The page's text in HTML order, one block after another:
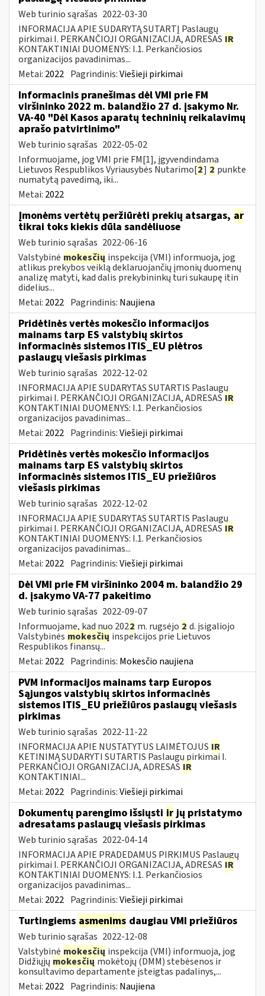
Web turinio sąrašas 2022-03-30
INFORMACIJA APIE SUDARYTĄ SUTARTĮ Paslaugų
pirkimai I. PERKANČIOJI ORGANIZACIJA, ADRESAS IR
KONTAKTINIAI DUOMENYS: I.1. Perkančiosios
organizacijos pavadinimas...
Metai: 2022 Pagrindinis:Viešieji pirkimai
Informacinis pranešimas dėl VMI prie FM
viršininko 2022 m. balandžio 27 d. įsakymo Nr.
VA-40 "Dėl Kasos aparatų techninių reikalavimų
aprašo patvirtinimo"
Web turinio sąrašas 2022-05-02
Informuojame, jog VMI prie FM[1], įgyvendindama
Lietuvos Respublikos Vyriausybės Nutarimo[2] 2 punkte
numatytą pavedimą, iki...
Metai: 2022
Įmonėms vertėtų peržiūrėti prekių atsargas, ar
tikrai toks kiekis dūla sandėliuose
Web turinio sąrašas 2022-06-16
Valstybinė mokesčių inspekcija (VMI) informuoja, jog
atlikus prekybos veiklą deklaruojančių įmonių duomenų
analizę matyti, kad dalis prekybininkų turi sukaupę itin
didelius...
Metai: 2022 Pagrindinis: Naujiena
Pridėtinės vertės mokesčio informacijos
mainams tarp ES valstybių skirtos
informacinės sistemos ITIS_EU plėtros
paslaugų viešasis pirkimas
Web turinio sąrašas 2022-12-02
INFORMACIJA APIE SUDARYTAS SUTARTIS Paslaugų
pirkimai I. PERKANČIOJI ORGANIZACIJA, ADRESAS IR
KONTAKTINIAI DUOMENYS: I.1. Perkančiosios
organizacijos pavadinimas...
Metai: 2022 Pagrindinis:Viešieji pirkimai
Pridėtinės vertės mokesčio informacijos
mainams tarp ES valstybių skirtos
informacinės sistemos ITIS_EU priežiūros
viešasis pirkimas
Web turinio sąrašas 2022-12-02
INFORMACIJA APIE SUDARYTAS SUTARTIS Paslaugų
pirkimai I. PERKANČIOJI ORGANIZACIJA, ADRESAS IR
KONTAKTINIAI DUOMENYS: I.1. Perkančiosios
organizacijos pavadinimas...
Metai: 2022 Pagrindinis:Viešieji pirkimai
Dėl VMI prie FM viršininko 2004 m. balandžio 29
d. įsakymo VA-77 pakeitimo
Web turinio sąrašas 2022-09-07
Informuojame, kad nuo 2022 m. rugsėjo 2 d. įsigaliojo
Valstybinės mokesčių inspekcijos prie Lietuvos
Respublikos finansų...
Metai: 2022 Pagrindinis: Mokesčio naujiena
PVM informacijos mainams tarp Europos
Sąjungos valstybių skirtos informacinės
sistemos ITIS_EU priežiūros paslaugų viešasis
pirkimas
Web turinio sąrašas 2022-11-22
INFORMACIJA APIE NUSTATYTUS LAIMĖTOJUS IR
KETINIMĄ SUDARYTI SUTARTIS Paslaugų pirkimai I.
PERKANČIOJI ORGANIZACIJA, ADRESAS IR
KONTAKTINIAI...
Metai: 2022 Pagrindinis:Viešieji pirkimai
Dokumentų parengimo išsiųsti irjų pristatymo
adresatams paslaugų viešasis pirkimas
Web turinio sąrašas 2022-04-14
INFORMACIJA APIE PRADEDAMUS PIRKIMUS Paslaugų
pirkimai I. PERKANČIOJI ORGANIZACIJA, ADRESAS IR
KONTAKTINIAI DUOMENYS: I.1. Perkančiosios
organizacijos pavadinimas...
Metai: 2022 Pagrindinis:Viešieji pirkimai
Turtingiems asmenims daugiau VMI priežiūros
Web turinio sąrašas 2022-12-08
Valstybinė mokesčių inspekcija (VMI) informuoja, jog
Didžiųjų mokesčiųmokėtojų (DMM) stebėsenos ir
konsultavimo departamente įsteigtas padalinys,...
Metai: 2022 Pagrindinis: Naujiena